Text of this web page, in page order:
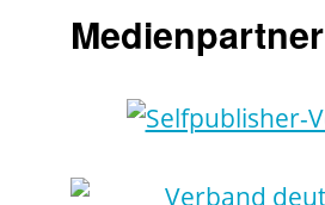
Medienpartner